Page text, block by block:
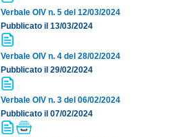
Verbale OIV n. 5 del 12/03/2024
Pubblicato il 13/03/2024
Verbale OIV n. 4 del 28/02/2024
Pubblicato il 29/02/2024
Verbale OIV n. 3 del 06/02/2024
Pubblicato il 07/02/2024